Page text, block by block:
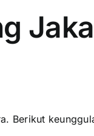
Berikut